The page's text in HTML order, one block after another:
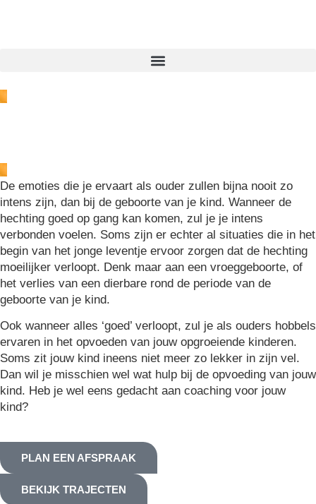
De emoties die je ervaart als ouder zullen bijna nooit zo
intens zijn, dan bij de geboorte van je kind. Wanneer de
hechting goed op gang kan komen, zul je je intens
verbonden voelen. Soms zijn er echter al situaties die in het
begin van het jonge leventje ervoor zorgen dat de hechting
moeilijker verloopt. Denk maar aan een vroeggeboorte, of
het verlies van een dierbare rond de periode van de
geboorte van je kind.
Ook wanneer alles ‘goed’ verloopt, zul je als ouders hobbels
ervaren in het opvoeden van jouw opgroeiende kinderen.
Soms zit jouw kind ineens niet meer zo lekker in zijn vel.
Dan wil je misschien wel wat hulp bij de opvoeding van jouw
kind. Heb je wel eens gedacht aan coaching voor jouw
kind?
PLAN EEN AFSPRAAK
BEKIJK TRAJECTEN